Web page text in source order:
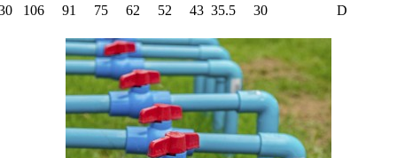
D
30
35.5
43
52
62
75
91
106